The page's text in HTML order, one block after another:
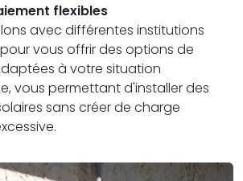
flexibles
avec différentes institutions
vous offrir des options de
à votre situation
vous permettant d'installer des
sans créer de charge